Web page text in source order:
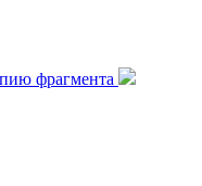
фрагмента